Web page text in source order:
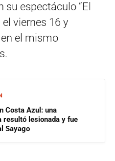
espectáculo “El
viernes 16 y
el mismo
Costa Azul: una
resultó lesionada y fue
Sayago